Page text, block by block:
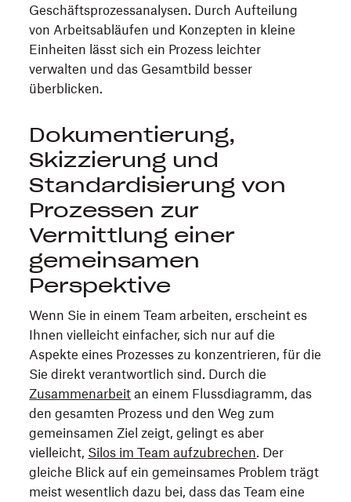
Geschäftsprozessanalysen. Durch Aufteilung
von Arbeitsabläufen und Konzepten in kleine
Einheiten lässt sich ein Prozess leichter
verwalten und das Gesamtbild besser
überblicken.
Dokumentierung,
Skizzierung und
Standardisierung von
Prozessen zur
Vermittlung einer
gemeinsamen
Perspektive
Wenn Sie in einem Team arbeiten, erscheint es
Ihnen vielleicht einfacher, sich nur auf die
Aspekte eines Prozesses zu konzentrieren, für die
Sie direkt verantwortlich sind. Durch die
Zusammenarbeit an einem Flussdiagramm, das
den gesamten Prozess und den Weg zum
gemeinsamen Ziel zeigt, gelingt es aber
vielleicht, Silos im Team aufzubrechen. Der
gleiche Blick auf ein gemeinsames Problem trägt
meist wesentlich dazu bei, dass das Team eine